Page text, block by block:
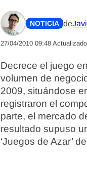
NOTICIA de
27/04/2010 09:48
Decrece el juego
volumen de
2009, situándose
registraron el
parte, el mercado
resultado supuso
‘Juegos de Azar’